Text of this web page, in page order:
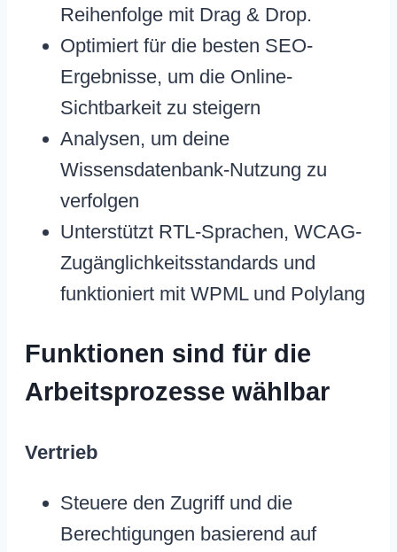
Reihenfolge mit Drag & Drop.
Optimiert für die besten SEO-
Ergebnisse, um die Online-
Sichtbarkeit zu steigern
Analysen, um deine
Wissensdatenbank-Nutzung zu
verfolgen
Unterstützt RTL-Sprachen, WCAG-
Zugänglichkeitsstandards und
funktioniert mit WPML und Polylang
Funktionen sind für die
Arbeitsprozesse wählbar
Vertrieb
Steuere den Zugriff und die
Berechtigungen basierend auf